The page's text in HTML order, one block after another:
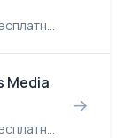
На этой странице вы можете бесплатно читать реферат на английском языке: The Political System of the USA. The Political System of the USA The USA is a federal union of 50 states. The basic...
Media
На этой странице вы можете бесплатно читать реферат на английском языке: The Mass Media. The Mass Media The press, the radio and TV play an important role in the life of society. They in...
→